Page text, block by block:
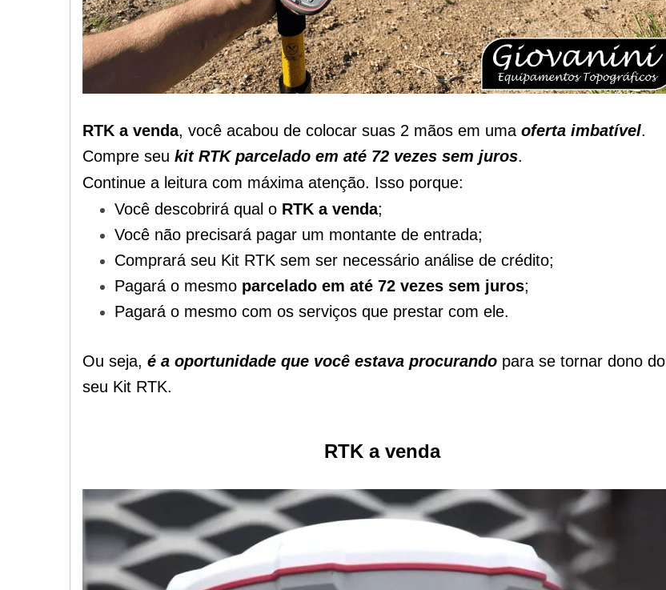
RTK a venda, você acabou de colocar suas 2 mãos em uma oferta imbatível.
Compre seu kit RTK parcelado em até 72 vezes sem juros.
Continue a leitura com máxima atenção. Isso porque:
Você descobrirá qual o RTK a venda;
Você não precisará pagar um montante de entrada;
Comprará seu Kit RTK sem ser necessário análise de crédito;
Pagará o mesmo parcelado em até 72 vezes sem juros;
Pagará o mesmo com os serviços que prestar com ele.
Ou seja, é a oportunidade que você estava procurando para se tornar dono do
seu Kit RTK.
RTK a venda